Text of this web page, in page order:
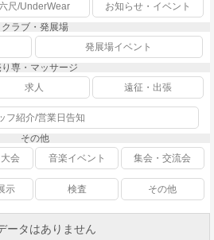
尺/UnderWear
お知らせ・イベント
クラブ・発展場
発展場イベント
専・マッサージ
求人 遠征・出張
フ紹介/営業日告知
その他
会 音楽イベント 集会・交流会
示 検査 その他
ータはありません